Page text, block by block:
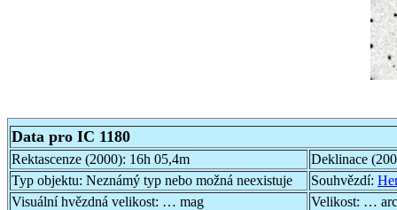
Data pro IC 1180
Rektascenze (2000): 16h 05,4m
Deklinace
Typ objektu: Neznámý typ nebo možná neexistuje Souhvězdí:
Visuální hvězdná velikost: … mag Velikost: …